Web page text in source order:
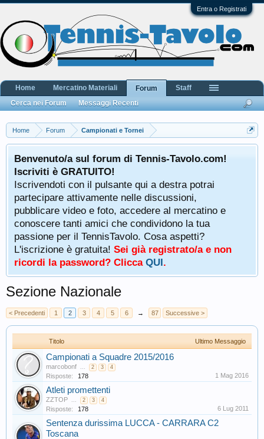
Entra o Registrati
Home Forum Campionati e Tornei
Benvenuto/a sul forum di Tennis-Tavolo.com!
Iscriviti è GRATUITO!
Iscrivendoti con il pulsante qui a destra potrai
partecipare attivamente nelle discussioni,
pubblicare video e foto, accedere al mercatino e
conoscere tanti amici che condividono la tua
passione per il TennisTavolo. Cosa aspetti?
L'iscrizione è gratuita! Sei già registrato/a e non
ricordi la password? Clicca QUI.
Sezione Nazionale
< Precedenti 1 2 3 4 5 6 → 87 Successive >
Titolo Ultimo Messaggio
Campionati a Squadre 2015/2016
marcobonf ... 2 3 4
Risposte: 178 1 Mag 2016
Atleti promettenti
ZZTOP ... 2 3 4
Risposte: 178 6 Lug 2011
Sentenza durissima LUCCA - CARRARA C2
Toscana
Home Mercatino Materiali
Forum
Cerca nei Forum
Messaggi Recenti
Staff